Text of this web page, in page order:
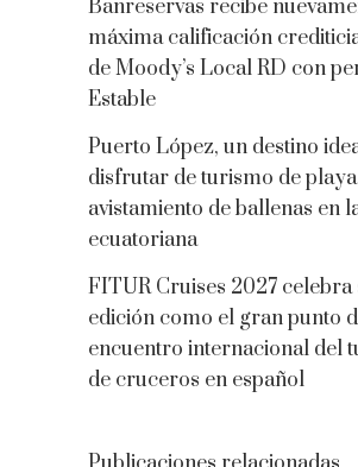
Banreservas recibe
máxima calificación
de Moody’s Local RD con
Estable
Puerto López, un destino
disfrutar de turismo de
avistamiento de ballenas en
ecuatoriana
FITUR Cruises 2027 celebra
edición como el gran punto
encuentro internacional del
de cruceros en español